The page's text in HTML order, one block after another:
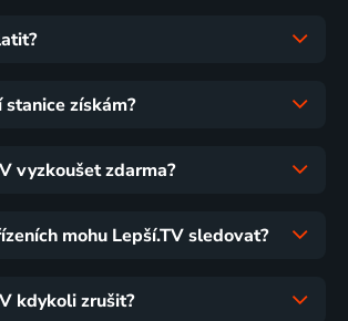
získám?
vyzkoušet zdarma?
mohu Lepší.TV sledovat?
kdykoli zrušit?